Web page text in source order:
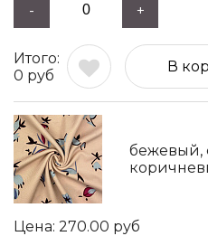
- +
0 руб
В
бежевый,
270.00 руб